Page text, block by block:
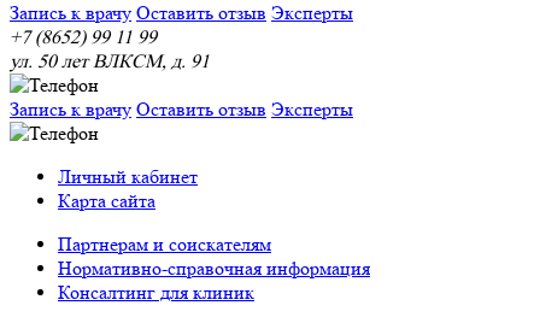
Запись к врачу Оставить отзыв Эксперты
+7 (8652) 99 11 99
ул. 50 лет ВЛКСМ, д. 91
Запись к врачу Оставить отзыв Эксперты
Личный кабинет
Карта сайта
Партнерам и соискателям
Нормативно-справочная информация
Консалтинг для клиник